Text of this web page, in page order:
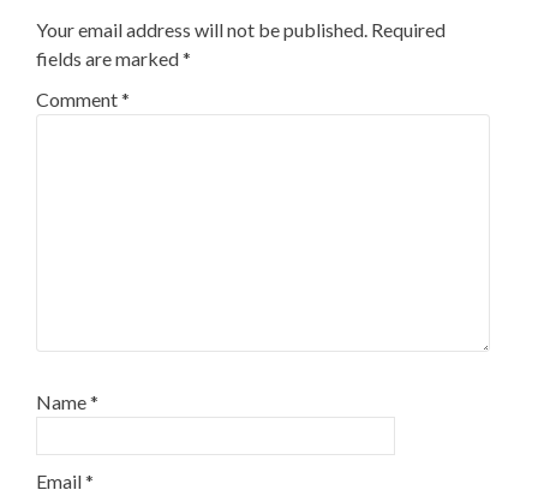
Your email address will not be published. Required
fields are marked*
Comment*
Name*
Email*